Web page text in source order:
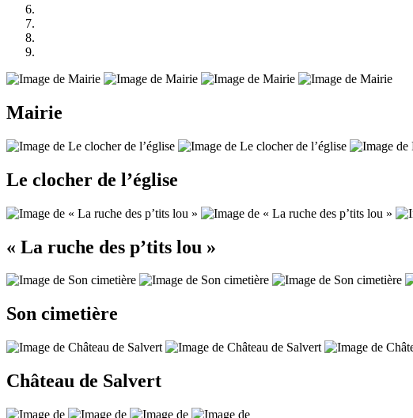
Mairie
Le clocher de l’église
« La ruche des p’tits lou »
Son cimetière
Château de Salvert